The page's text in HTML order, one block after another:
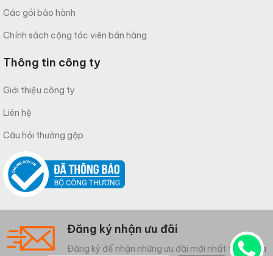
Các gói bảo hành
Chính sách cộng tác viên bán hàng
Thông tin công ty
Giới thiệu công ty
Liên hệ
Câu hỏi thường gặp
Đăng ký nhận ưu đãi
Đăng ký để nhận những ưu đãi mới nhất từ Meliwa